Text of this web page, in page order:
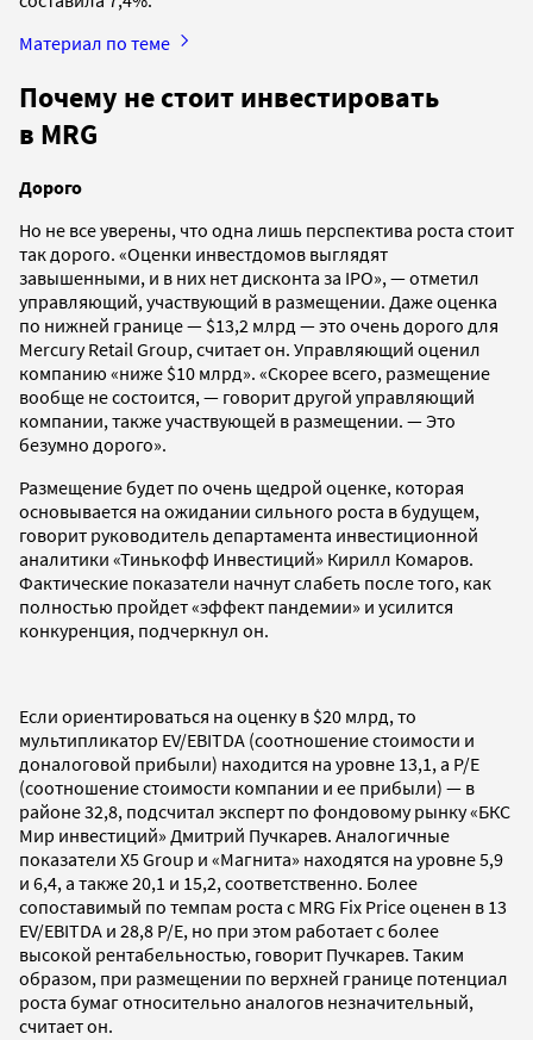
Материал по теме
Почему не стоит инвестировать
в MRG
Дорого
Но не все уверены, что одна лишь перспектива роста стоит
так дорого. «Оценки инвестдомов выглядят
завышенными, и в них нет дисконта за IPO», — отметил
управляющий, участвующий в размещении. Даже оценка
по нижней границе — $13,2 млрд — это очень дорого для
Mercury Retail Group, считает он. Управляющий оценил
компанию «ниже $10 млрд». «Скорее всего, размещение
вообще не состоится, — говорит другой управляющий
компании, также участвующей в размещении. — Это
безумно дорого».
Размещение будет по очень щедрой оценке, которая
основывается на ожидании сильного роста в будущем,
говорит руководитель департамента инвестиционной
аналитики «Тинькофф Инвестиций» Кирилл Комаров.
Фактические показатели начнут слабеть после того, как
полностью пройдет «эффект пандемии» и усилится
конкуренция, подчеркнул он.
Если ориентироваться на оценку в $20 млрд, то
мультипликатор EV/EBITDA (соотношение стоимости и
доналоговой прибыли) находится на уровне 13,1, а P/E
(соотношение стоимости компании и ее прибыли) — в
районе 32,8, подсчитал эксперт по фондовому рынку «БКС
Мир инвестиций» Дмитрий Пучкарев. Аналогичные
показатели X5 Group и «Магнита» находятся на уровне 5,9
и 6,4, а также 20,1 и 15,2, соответственно. Более
сопоставимый по темпам роста с MRG Fix Price оценен в 13
EV/EBITDA и 28,8 P/E, но при этом работает с более
высокой рентабельностью, говорит Пучкарев. Таким
образом, при размещении по верхней границе потенциал
роста бумаг относительно аналогов незначительный,
считает он.